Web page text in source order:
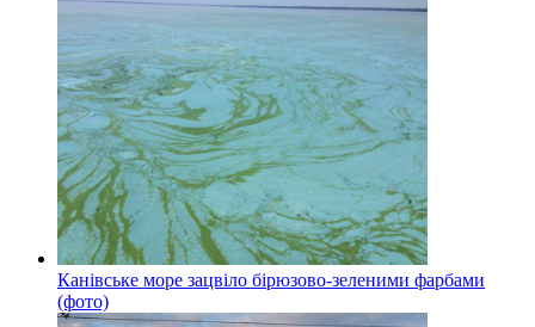
Канівське море зацвіло бірюзово-зеленими фарбами
(фото)